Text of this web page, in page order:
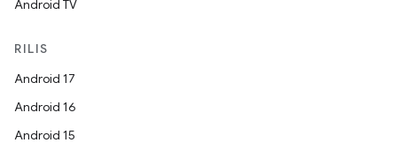
Android TV
RILIS
Android 17
Android 16
Android 15